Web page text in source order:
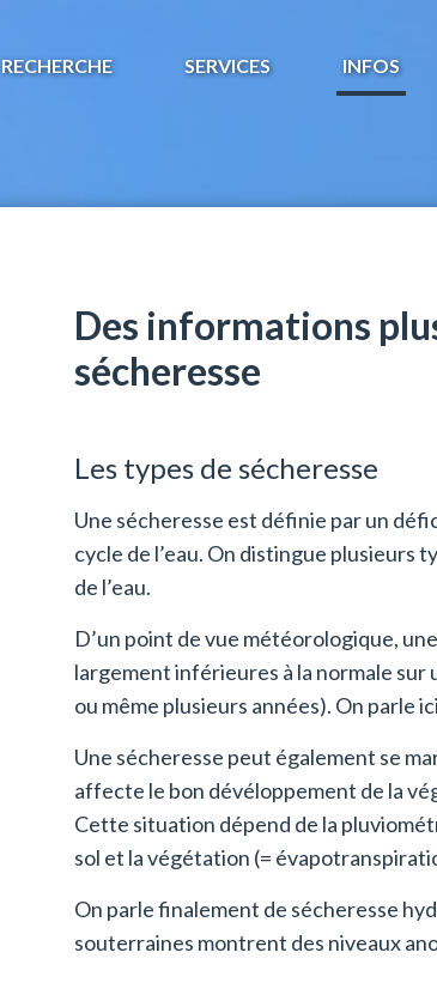
RECHERCHE SERVICES INFOS
Des informations
sécheresse
Les types de sécheresse
Une sécheresse est définie par un
cycle de l’eau. On distingue plusieurs
de l’eau.
D’un point de vue météorologique,
largement inférieures à la normale sur
ou même plusieurs années). On parle
Une sécheresse peut également se
affecte le bon dévéloppement de la
Cette situation dépend de la
sol et la végétation (=
On parle finalement de sécheresse
souterraines montrent des niveaux